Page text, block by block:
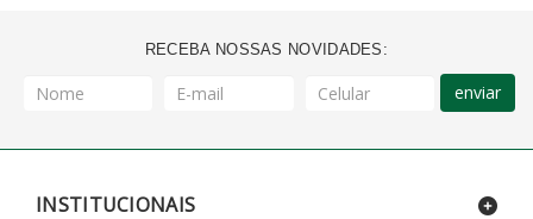
RECEBA NOSSAS NOVIDADES:
enviar
INSTITUCIONAIS